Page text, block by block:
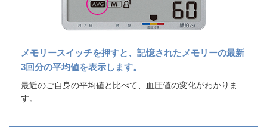
メモリースイッチを押すと、記憶されたメモリーの最新
3回分の平均値を表示します。
最近のご自身の平均値と比べて、血圧値の変化がわかりま
す。